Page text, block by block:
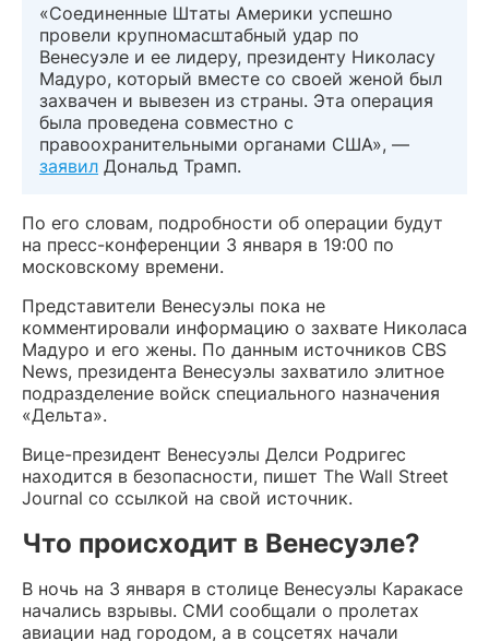
«Соединенные Штаты Америки успешно
провели крупномасштабный удар по
Венесуэле и ее лидеру, президенту Николасу
Мадуро, который вместе со своей женой был
захвачен и вывезен из страны. Эта операция
была проведена совместно с
правоохранительными органами США», —
заявил Дональд Трамп.
По его словам, подробности об операции будут
на пресс-конференции 3 января в 19:00 по
московскому времени.
Представители Венесуэлы пока не
комментировали информацию о захвате Николаса
Мадуро и его жены. По данным источников CBS
News, президента Венесуэлы захватило элитное
подразделение войск специального назначения
«Дельта».
Вице-президент Венесуэлы Делси Родригес
находится в безопасности, пишет The Wall Street
Journal со ссылкой на свой источник.
Что происходит в Венесуэле?
В ночь на 3 января в столице Венесуэлы Каракасе
начались взрывы. СМИ сообщали о пролетах
авиации над городом, а в соцсетях начали